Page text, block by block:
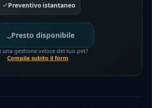
Preventivo istantaneo
Presto disponibile
una gestione veloce del tuo pet?
Compila subito il form